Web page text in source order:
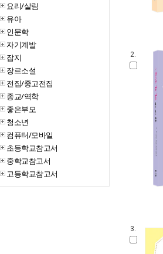
요리/살림
유아
인문학
자기계발
잡지
장르소설
전집/중고전집
종교/역학
좋은부모
청소년
컴퓨터/모바일
초등학교참고서
중학교참고서
고등학교참고서
2.
3.